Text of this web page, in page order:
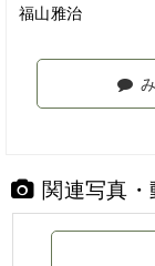
福山雅治
関連写真・